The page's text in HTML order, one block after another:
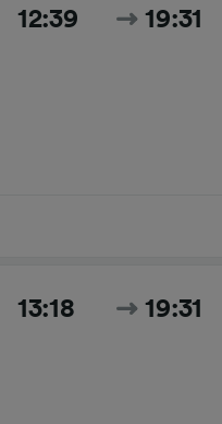
12:39 19:31
13:18 19:31